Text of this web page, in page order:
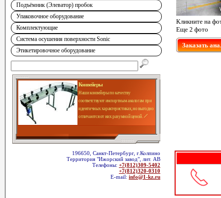
Подъёмник (Элеватор) пробок
Упаковочное оборудование
Комплектующие
Система осушения поверхности Sonic
Этикетировочное оборудование
Конвейеры
Наши конвейеры по качеству
соответствуют импортным аналогам при
идентичных характеристиках, но выгодно
отличаются от них разумной ценой.
196650, Санкт-Петербург, г.Колпино
Территория "Ижорский завод", лит. АВ
Телефоны: +7(812)309-5402
+7(812)320-0310
E-mail: info@1-kz.ru
Кликните на
Еще 2 фото
Заказать